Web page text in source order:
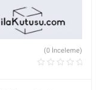
(0 İnceleme)